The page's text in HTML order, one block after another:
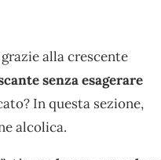
alla crescente
senza esagerare
In questa sezione,
alcolica.